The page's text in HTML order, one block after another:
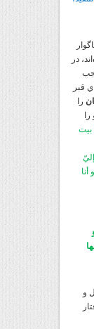
در
قبر
را
بيت
و